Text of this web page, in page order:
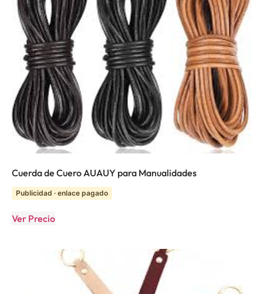
Cuerda de Cuero AUAUY para Manualidades
Publicidad · enlace pagado
Ver Precio